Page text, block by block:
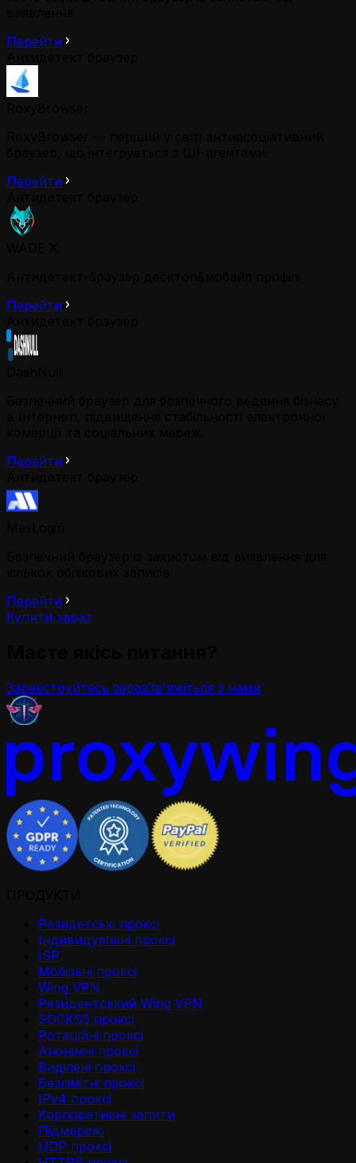
Перейти
Перейти
Перейти
Перейти
Перейти
Купити зараз
Зареєструйтесь заразЗв'яжіться з нами
Резидетськi проксi
Iндивидуальнi проксi
ISP
Мобільні проксі
Wing VPN
Резидентський Wing VPN
SOCKS5 проксі
Ротаційні проксі
Анонімні проксі
Виділені проксі
Безлімітні проксі
IPv4 проксі
Корпоративні запити
Підмережі
UDP проксі